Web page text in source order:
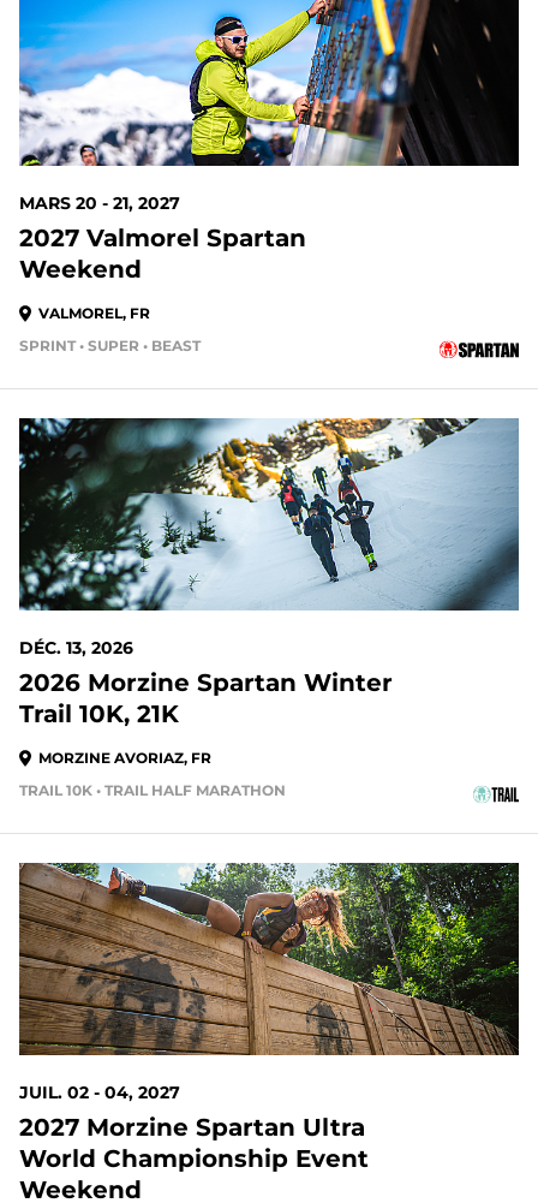
MARS 20 - 21, 2027
2027 Valmorel Spartan
Weekend
VALMOREL, FR
SPRINT • SUPER • BEAST
DÉC. 13, 2026
2026 Morzine Spartan Winter
Trail 10K, 21K
MORZINE AVORIAZ, FR
TRAIL 10K • TRAIL HALF MARATHON
JUIL. 02 - 04, 2027
2027 Morzine Spartan Ultra
World Championship Event
Weekend